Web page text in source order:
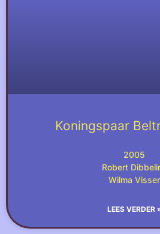
Koningspaar
2005
Robert
Wilma Visser
LEES VERDER